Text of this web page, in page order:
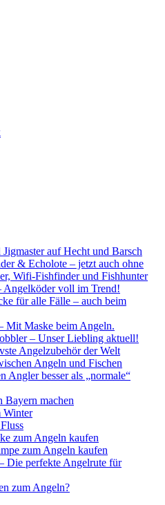
auf Hecht und Barsch
& Echolote – jetzt auch ohne
Wifi-Fishfinder und Fishhunter
Angelköder voll im Trend!
für alle Fälle – auch beim
Mit Maske beim Angeln.
– Unser Liebling aktuell!
Angelzubehör der Welt
Angeln und Fischen
Angler besser als „normale“
Bayern machen
Winter
zum Angeln kaufen
zum Angeln kaufen
Die perfekte Angelrute für
zum Angeln?